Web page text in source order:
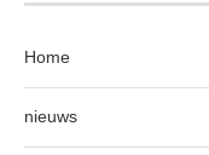
Home
nieuws